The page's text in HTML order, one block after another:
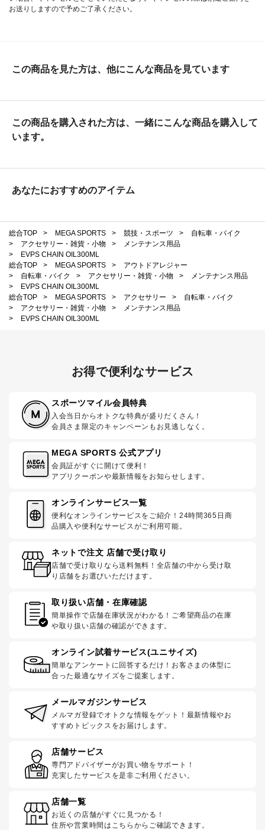
お送りしますので予めご了承ください。
この商品を見た方は、他にこんな商品を見ています
この商品を購入された方は、一緒にこんな商品を購入して
います。
あなたにおすすめのアイテム
総合TOP > MEGA SPORTS > 競技・スポーツ >
自転車・バイク
>
アクセサリー・雑貨・小物 >
メンテナンス用品
>
EVPS CHAIN OIL300ML
総合TOP
> MEGA SPORTS >
アウトドアレジャー
>
自転車・バイク > アクセサリー・雑貨・小物 >
メンテナンス用品
>
EVPS CHAIN OIL300ML
総合TOP
> MEGA SPORTS > アクセサリー >
自転車・バイク
>
アクセサリー・雑貨・小物 >
メンテナンス用品
>
EVPS CHAIN OIL300ML
お得で便利なサービス
スポーツマイル会員特典
入会当日からオトクな特典が盛りだくさん！
会員さま限定のキャンペーンもお見逃しなく。
MEGA SPORTS 公式アプリ
会員証がすぐに開けて便利！
アプリクーポンや最新情報をお知らせします。
オンラインサービス一覧
便利なオンラインサービスをご紹介！24時間365日商
品購入や便利なサービスがご利用可能。
ネットで注文 店舗で受け取り
店舗で受け取りなら送料無料！全店舗の中から受け取
り店舗をお選びいただけます。
取り扱い店舗・在庫確認
簡単操作で店舗在庫状況がわかる！ご希望商品の在庫
や取り扱い店舗の確認ができます。
オンライン試着サービス(ユニサイズ)
簡単なアンケートに回答するだけ！お客さまの体型に
合った最適なサイズをご提案します。
メールマガジンサービス
メルマガ登録でオトクな情報をゲット！最新情報やお
すすめトピックスをお届けします。
店舗サービス
専門アドバイザーがお買い物をサポート！
充実したサービスを是非ご利用ください。
店舗一覧
お近くの店舗がすぐに見つかる！
住所や営業時間はこちらからご確認できます。